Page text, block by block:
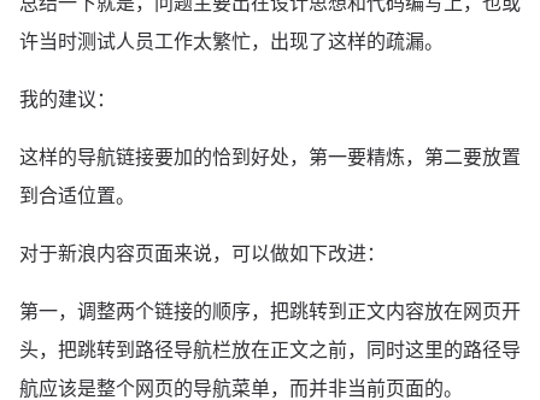
许当时测试人员工作太繁忙，出现了这样的疏漏。
我的建议：
这样的导航链接要加的恰到好处，第一要精炼，第二要放置
到合适位置。
对于新浪内容页面来说，可以做如下改进：
第一，调整两个链接的顺序，把跳转到正文内容放在网页开
头，把跳转到路径导航栏放在正文之前，同时这里的路径导
航应该是整个网页的导航菜单，而并非当前页面的。